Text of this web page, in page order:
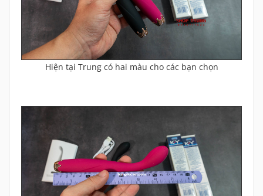
Hiện tại Trung có hai màu cho các bạn chọn